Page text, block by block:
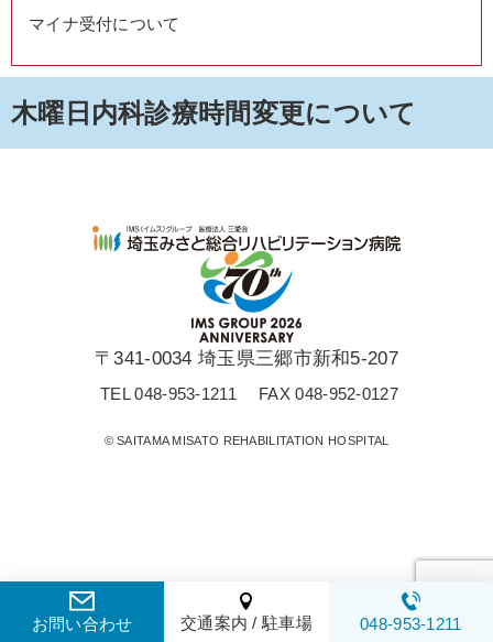
お問い合わせ 交通案内 / 駐車場 048-953-1211
マイナ受付について
木曜日内科診療時間変更について
〒341-0034 埼玉県三郷市新和5-207
TEL 048-953-1211 FAX 048-952-0127
© SAITAMA MISATO REHABILITATION HOSPITAL